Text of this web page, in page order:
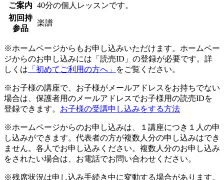
ご案内 40分の個人レッスンです。
初回持
参品
楽譜
※ホームページからもお申し込みいただけます。ホームペー
ジからのお申し込みには「読売ID」の登録が必要です。詳
しくは 「初めてご利用の方へ」 をご覧ください。
※お子様の講座で、お子様がメールアドレスをお持ちでない
場合は、保護者用のメールアドレスでお子様用の読売IDを
登録できます。 お子様の受講申し込みをする方法
※ホームページからのお申し込みは、１講座につき１人の申
し込みができます。代表者の方が複数人分の申し込みはでき
ません。各人でお申し込みください。複数人分のお申し込み
をされたい場合は、お電話でお問い合わせください。
※残席状況は申し込み手続き中に変動する場合があります。